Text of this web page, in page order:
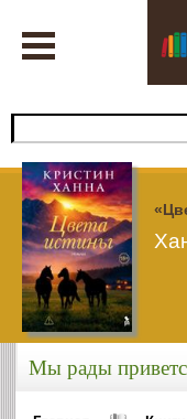
Мы рады